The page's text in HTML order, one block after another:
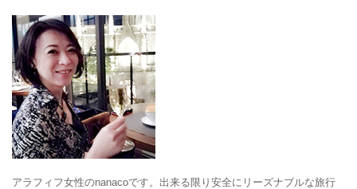
アラフィフ女性のnanacoです。出来る限り安全にリーズナブルな旅行